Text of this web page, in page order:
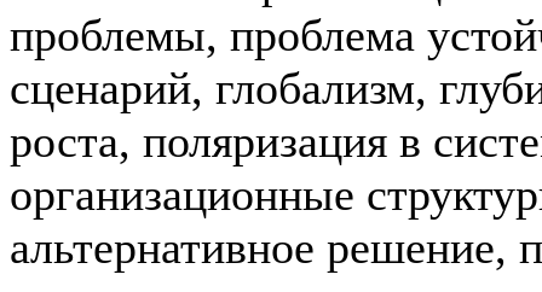
проблемы, проблема
сценарий, глобализм,
роста, поляризация в
организационные
альтернативное решение,